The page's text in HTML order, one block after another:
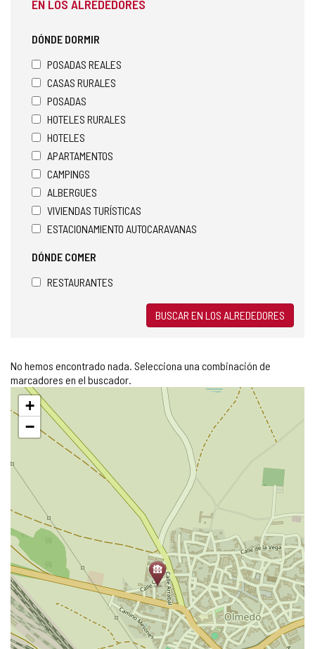
EN LOS ALREDEDORES
DÓNDE DORMIR
POSADAS REALES
CASAS RURALES
POSADAS
HOTELES RURALES
HOTELES
APARTAMENTOS
CAMPINGS
ALBERGUES
VIVIENDAS TURÍSTICAS
ESTACIONAMIENTO AUTOCARAVANAS
DÓNDE COMER
RESTAURANTES
BUSCAR EN LOS ALREDEDORES
No hemos encontrado nada. Selecciona una combinación de
marcadores en el buscador.
Saltar
mapa
+
−